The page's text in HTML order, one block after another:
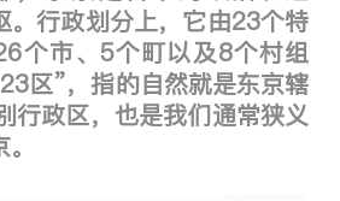
。行政划分上，它由23个特
个市、5个町以及8个村组
区”，指的自然就是东京辖
行政区，也是我们通常狭义